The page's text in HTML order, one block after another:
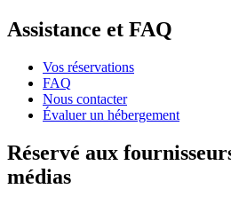
Assistance et FAQ
Vos réservations
FAQ
Nous contacter
Évaluer un hébergement
Réservé aux
médias